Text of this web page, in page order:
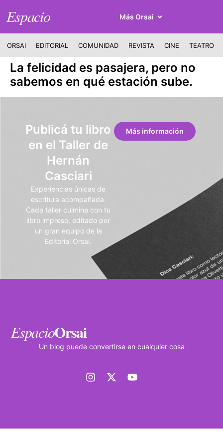
Espacio Más Orsai
ORSAI EDITORIAL COMUNIDAD REVISTA CINE TEATRO
La felicidad es pasajera, pero no
sabemos en qué estación sube.
Publicá tu libro
en el Taller de
Hernán
Casciari
Experiencias únicas de
escritura acompañada.
Cada taller culmina con tu
libro impreso, editado por
un gran equipo de la
Editorial Orsai.
Más información
EspacioOrsai
Un blog puede convertirse en cualquier cosa